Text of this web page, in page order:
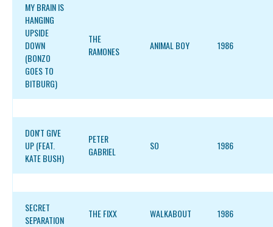
MY BRAIN IS
HANGING
UPSIDE
DOWN
(BONZO
GOES TO
BITBURG)
THE
RAMONES
ANIMAL BOY 1986
DON'T GIVE
UP (FEAT.
KATE BUSH)
PETER
GABRIEL
SO 1986
SECRET
SEPARATION
THE FIXX WALKABOUT 1986